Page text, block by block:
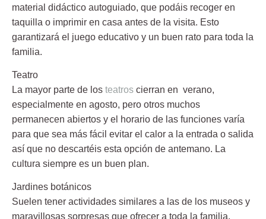
material didáctico autoguiado, que podáis recoger en
taquilla o imprimir en casa antes de la visita. Esto
garantizará el juego educativo y un buen rato para toda la
familia.
Teatro
La mayor parte de los teatros cierran en verano,
especialmente en agosto, pero otros muchos
permanecen abiertos y el horario de las funciones varía
para que sea más fácil evitar el calor a la entrada o salida
así que no descartéis esta opción de antemano. La
cultura siempre es un buen plan.
Jardines botánicos
Suelen tener actividades similares a las de los museos y
maravillosas sorpresas que ofrecer a toda la familia.